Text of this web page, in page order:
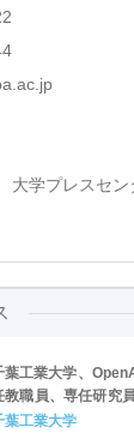
大学プレスセン
葉工業大学、
教職員、専任研究
を開始～
葉工業大学